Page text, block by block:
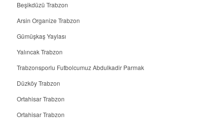
Beşikdüzü Trabzon
Arsin Organize Trabzon
Gümüşkaş Yaylası
Yalıncak Trabzon
Trabzonsporlu Futbolcumuz Abdulkadir Parmak
Düzköy Trabzon
Ortahisar Trabzon
Ortahisar Trabzon